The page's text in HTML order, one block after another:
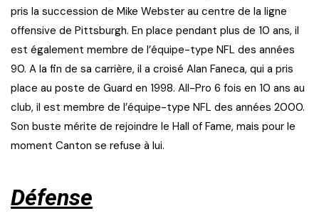
pris la succession de Mike Webster au centre de la ligne
offensive de Pittsburgh. En place pendant plus de 10 ans, il
est également membre de l’équipe-type NFL des années
90. A la fin de sa carrière, il a croisé Alan Faneca, qui a pris
place au poste de Guard en 1998. All-Pro 6 fois en 10 ans au
club, il est membre de l’équipe-type NFL des années 2000.
Son buste mérite de rejoindre le Hall of Fame, mais pour le
moment Canton se refuse à lui.
Défense